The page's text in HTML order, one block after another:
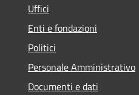
Uffici
Enti e fondazioni
Politici
Personale Amministrativo
Documenti e dati